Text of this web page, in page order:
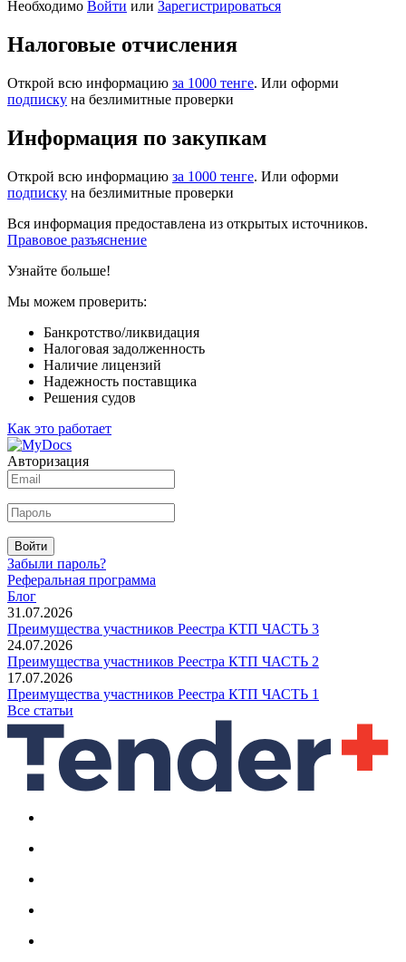
Необходимо Войти или Зарегистрироваться
Налоговые отчисления
Открой всю информацию за 1000 тенге. Или оформи
подписку на безлимитные проверки
Информация по закупкам
Открой всю информацию за 1000 тенге. Или оформи
подписку на безлимитные проверки
Вся информация предоставлена из открытых источников.
Правовое разъяснение
Узнайте больше!
Мы можем проверить:
Банкротство/ликвидация
Налоговая задолженность
Наличие лицензий
Надежность поставщика
Решения судов
Как это работает
Авторизация
Войти
Забыли пароль?
Реферальная программа
Блог
31.07.2026
Преимущества участников Реестра КТП ЧАСТЬ 3
24.07.2026
Преимущества участников Реестра КТП ЧАСТЬ 2
17.07.2026
Преимущества участников Реестра КТП ЧАСТЬ 1
Все статьи